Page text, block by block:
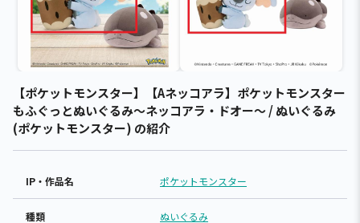
【ポケットモンスター】【Aネッコアラ】ポケットモンスター
もふぐっとぬいぐるみ～ネッコアラ・ドオー～ / ぬいぐるみ
(ポケットモンスター) の紹介
IP・作品名 ポケットモンスター
種類 ぬいぐるみ